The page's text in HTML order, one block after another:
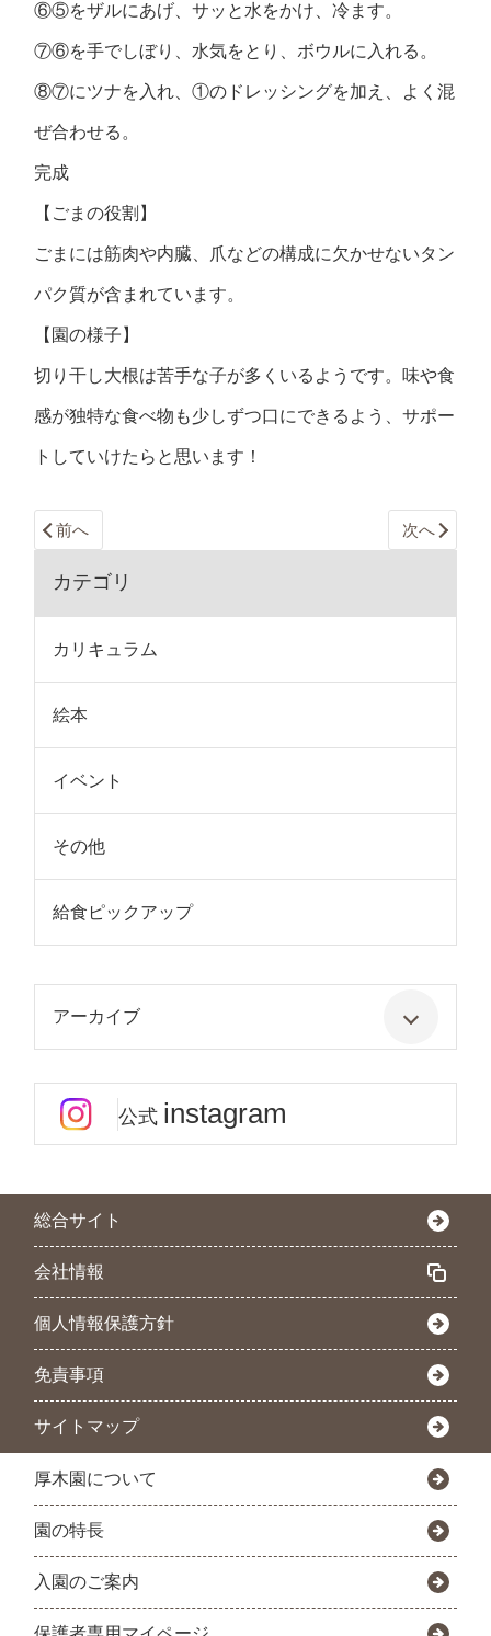
⑥⑤をザルにあげ、サッと水をかけ、冷ます。
⑦⑥を手でしぼり、水気をとり、ボウルに入れる。
⑧⑦にツナを入れ、①のドレッシングを加え、よく混
ぜ合わせる。
完成
【ごまの役割】
ごまには筋肉や内臓、爪などの構成に欠かせないタン
パク質が含まれています。
【園の様子】
切り干し大根は苦手な子が多くいるようです。味や食
感が独特な食べ物も少しずつ口にできるよう、サポー
トしていけたらと思います！
前へ 次へ
カテゴリ
カリキュラム
絵本
イベント
その他
給食ピックアップ
アーカイブ
公式 instagram
総合サイト
会社情報
個人情報保護方針
免責事項
サイトマップ
厚木園について
園の特長
入園のご案内